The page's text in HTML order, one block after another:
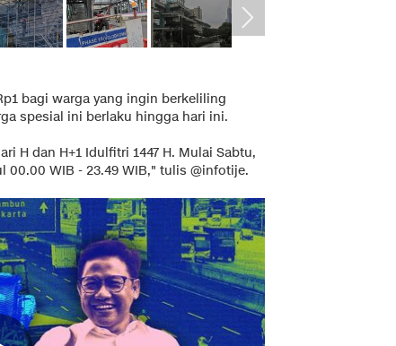
bagi warga yang ingin berkeliling
spesial ini berlaku hingga hari ini.
H dan H+1 Idulfitri 1447 H. Mulai Sabtu,
00.00 WIB - 23.49 WIB," tulis @infotije.